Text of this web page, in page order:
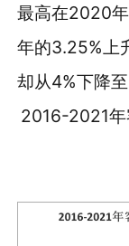
最高在2020
年的3.25%上
却从4%下降至
2016-2021年